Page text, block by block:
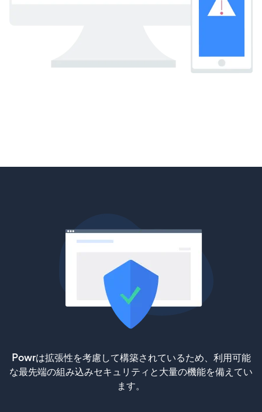
Powrは拡張性を考慮して構築されているため、利用可能
な最先端の組み込みセキュリティと大量の機能を備えてい
ます。